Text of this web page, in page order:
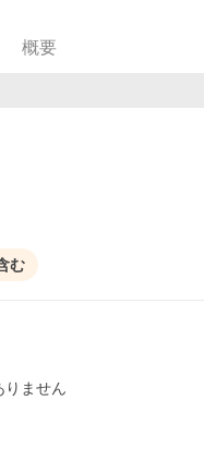
概要
む
りません